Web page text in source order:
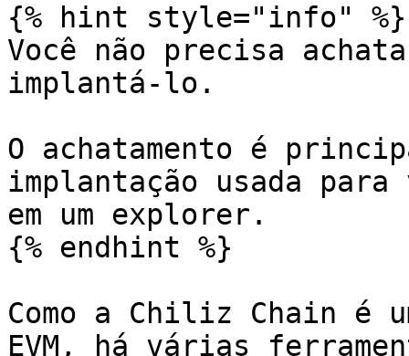
{% hint style="info" %}
Você não precisa
implantá-lo.
O achatamento é
implantação usada
em um explorer.
{% endhint %}
Como a Chiliz Chain é
EVM, há várias